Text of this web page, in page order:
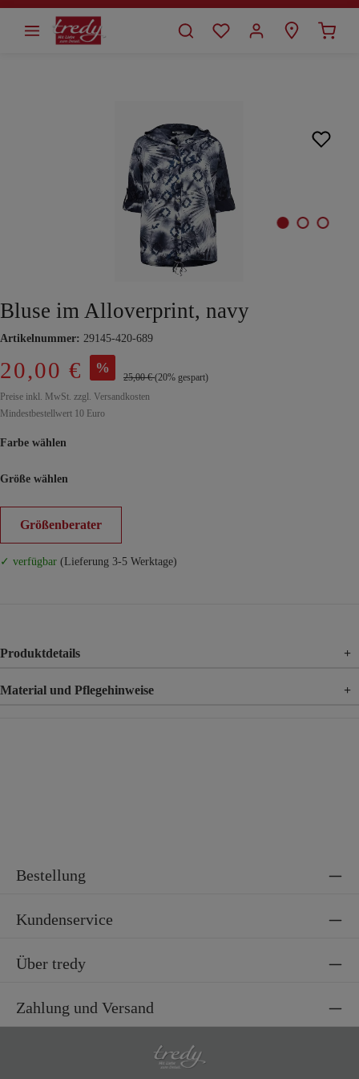
springen
Bluse im Alloverprint, navy
Artikelnummer: 29145-420-689
20,00 € %
25,00 €(20% gespart)
Preise inkl. MwSt. zzgl. Versandkosten
Mindestbestellwert 10 Euro
Farbe wählen
Größe wählen
Größenberater
✓ verfügbar (Lieferung 3-5 Werktage)
Produktdetails +
Material und Pflegehinweise +
Bestellung
Kundenservice
Über tredy
Zahlung und Versand